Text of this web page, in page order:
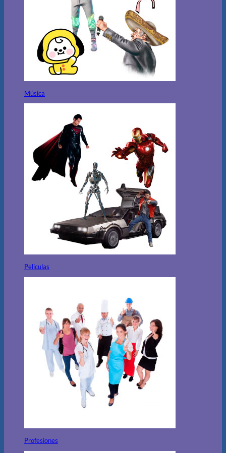
Música
Peliculas
Profesiones